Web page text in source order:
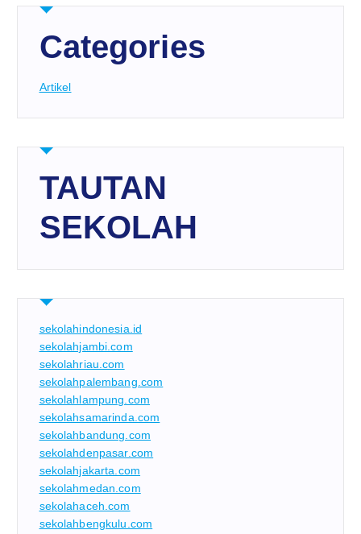
Categories
Artikel
TAUTAN
SEKOLAH
sekolahindonesia.id
sekolahjambi.com
sekolahriau.com
sekolahpalembang.com
sekolahlampung.com
sekolahsamarinda.com
sekolahbandung.com
sekolahdenpasar.com
sekolahjakarta.com
sekolahmedan.com
sekolahaceh.com
sekolahbengkulu.com